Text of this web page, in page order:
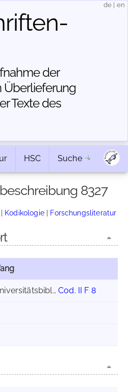
der
Über­lieferung
Texte des
de en
HSC Suche
8327
| Kodikologie| Forschungsliteratur
Cod. II F 8